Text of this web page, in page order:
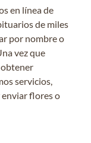
en línea de
de miles
por nombre o
vez que
servicios,
flores o